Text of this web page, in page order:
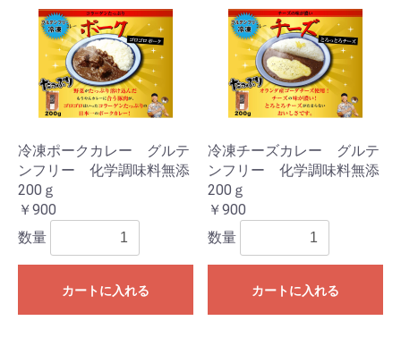
冷凍ポークカレー グルテ
ンフリー 化学調味料無添
200ｇ
￥900
数量
カートに入れる
冷凍チーズカレー グルテ
ンフリー 化学調味料無添
200ｇ
￥900
数量
カートに入れる